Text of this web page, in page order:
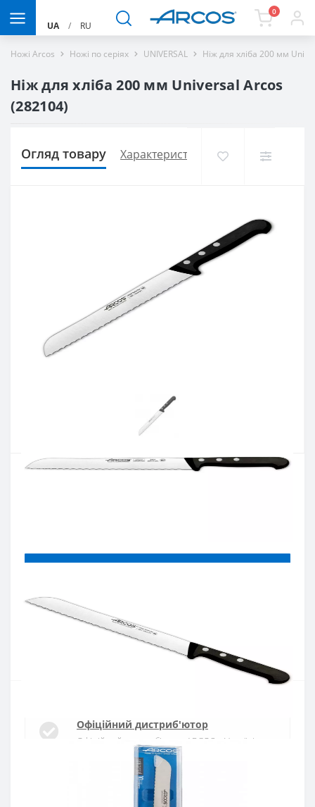
UA / RU
0
Ножі Arcos Ножі по серіях UNIVERSAL Ніж для хліба 200 мм
Ніж для хліба 200 мм Universal Arcos
(282104)
Огляд товару Характеристики Доставка і
Артикул:282104
Купити в один клік
Введіть номер телефону і ми передзвонимо
Офіційний дистриб'ютор
Офіційний дистриб'ютор ARCOS в Україні
Швидка доставка
Доставка протягом 1-3 днів по Україні